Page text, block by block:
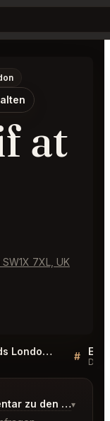
at
7XL, UK
Em Sherif at Harrods London Reviews #
zu den ▾
du möchtest.